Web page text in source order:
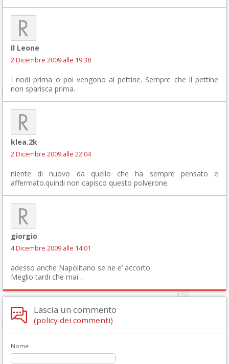
Il Leone
2 Dicembre 2009 alle 19:38
I nodi prima o poi vengono al pettine. Sempre che il pettine
non sparisca prima.
klea.2k
2 Dicembre 2009 alle 22:04
niente di nuovo da quello che ha sempre pensato e
affermato.quindi non capisco questo polverone.
giorgio
4 Dicembre 2009 alle 14:01
adesso anche Napolitano se ne e’ accorto.
Meglio tardi che mai…
Lascia un commento
(policy dei commenti)
Nome